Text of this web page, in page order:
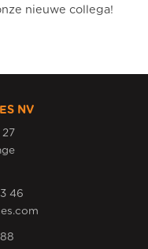
nieuwe collega!
NV
46